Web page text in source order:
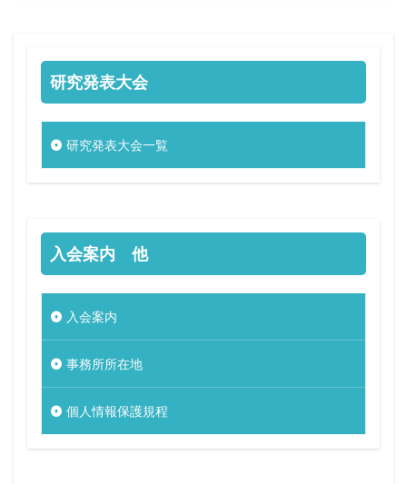
研究発表大会
研究発表大会一覧
入会案内 他
入会案内
事務所所在地
個人情報保護規程